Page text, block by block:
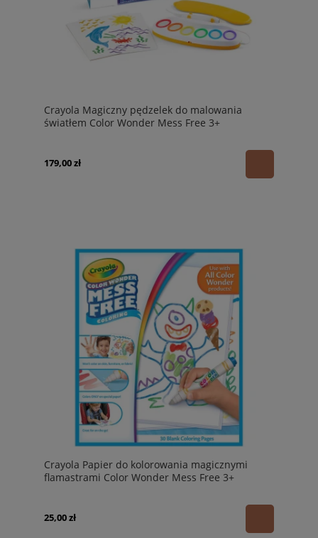
Crayola Magiczny pędzelek do malowania
światłem Color Wonder Mess Free 3+
179,00 zł
Crayola Papier do kolorowania magicznymi
flamastrami Color Wonder Mess Free 3+
25,00 zł